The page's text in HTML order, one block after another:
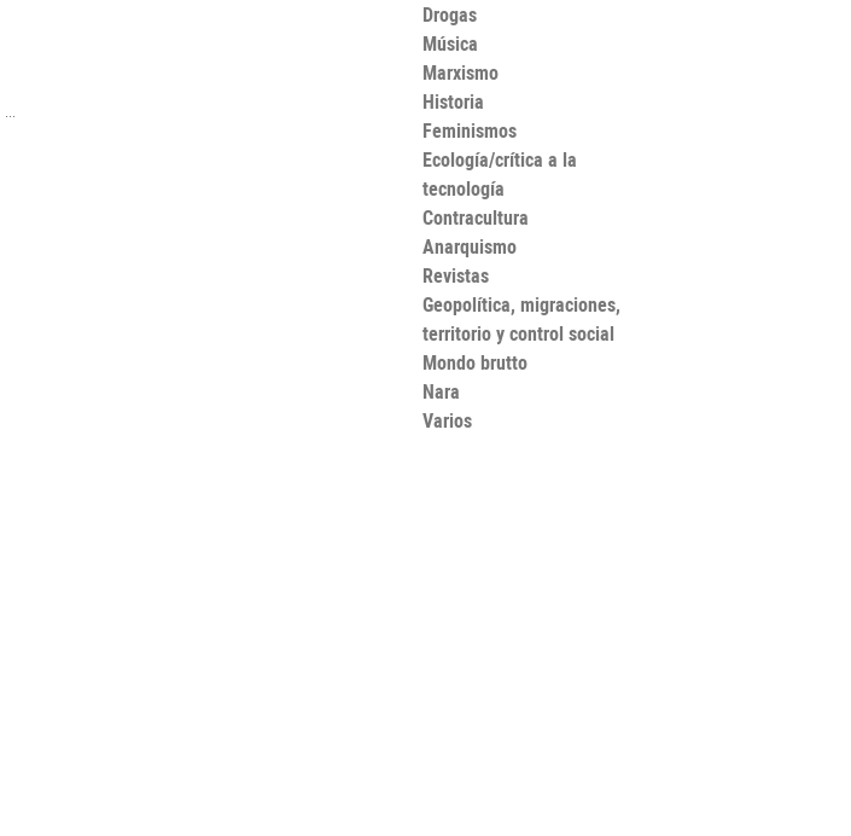
Drogas
Música
Marxismo
Historia
Feminismos
Ecología/crítica a la
tecnología
Contracultura
Anarquismo
Revistas
Geopolítica, migraciones,
territorio y control social
Mondo brutto
Nara
Varios